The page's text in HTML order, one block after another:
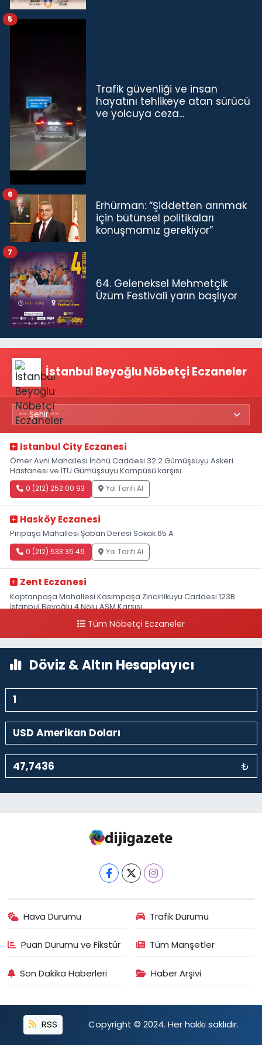
Trafik güvenliği ve insan
hayatını tehlikeye atan sürücü
ve yolcuya ceza...
5
Erhürman: “Şiddetten arınmak
için bütünsel politikaları
konuşmamız gerekiyor”
6
64. Geleneksel Mehmetçik
Üzüm Festivali yarın başlıyor
7
İstanbul Beyoğlu Nöbetçi Eczaneler
Istanbul City Eczanesi
Ömer Avni Mahallesi İnönü Caddesi 32 2 Gümüşsuyu Askeri
Hastanesi ve İTÜ Gümüşsuyu Kampüsü karşısı
0 (212) 252 00 93 Yol Tarifi Al
Hasköy Eczanesi
Piripaşa Mahallesi Şaban Deresi Sokak 65 A
0 (212) 533 36 46 Yol Tarifi Al
Zent Eczanesi
Kaptanpaşa Mahallesi Kasımpaşa Zincirlikuyu Caddesi 123B
İstanbul Beyoğlu 4 Nolu ASM Karşısı
0 (212) 297 96 92 Yol Tarifi Al
Tüm Nöbetçi Eczaneler
Döviz & Altın Hesaplayıcı
₺
Hava Durumu Trafik Durumu
Puan Durumu ve Fikstür Tüm Manşetler
Son Dakika Haberleri Haber Arşivi
RSS Copyright © 2024. Her hakkı saklıdır.